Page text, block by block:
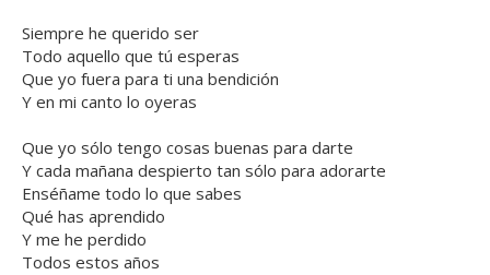
Siempre he querido ser
Todo aquello que tú esperas
Que yo fuera para ti una bendición
Y en mi canto lo oyeras
Que yo sólo tengo cosas buenas para darte
Y cada mañana despierto tan sólo para adorarte
Enséñame todo lo que sabes
Qué has aprendido
Y me he perdido
Todos estos años